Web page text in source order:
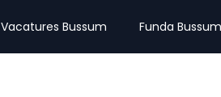
Vacatures Bussum Funda Bussum